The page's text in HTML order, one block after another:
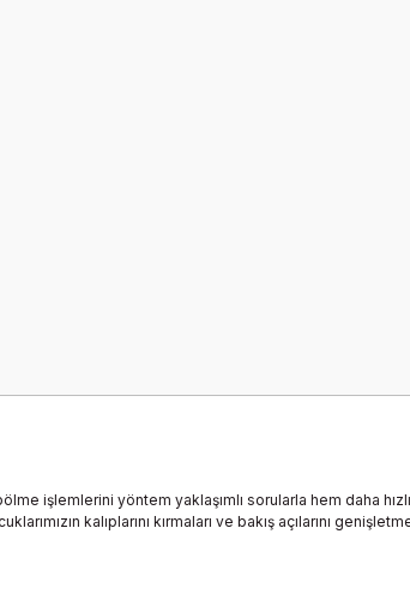
işlemlerini yöntem yaklaşımlı sorularla hem daha
kalıplarını kırmaları ve bakış açılarını